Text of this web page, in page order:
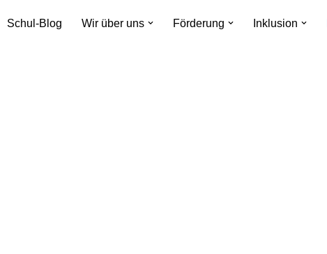
Schul-Blog Wir über uns Förderung Inklusion